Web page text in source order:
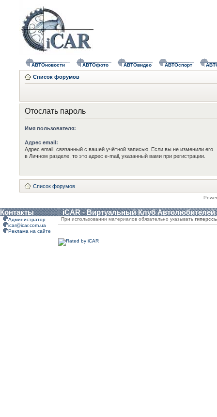
АВТОновости АВТОфото АВТОвидео АВТОспорт
Список форумов
Отослать пароль
Имя пользователя:
Адрес email:
Адрес email, связанный с вашей учётной записью. Если вы не изменили его
в Личном разделе, то это адрес e-mail, указанный вами при регистрации.
Список форумов
Контакты iCAR - Виртуальный Клуб Автолюбителей
Администратор
icar@icar.com.ua
Реклама на сайте
При использовании материалов обязательно указывать